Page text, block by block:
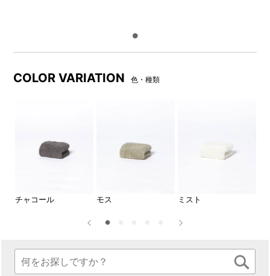
お選びいただけます。
すすめ
ちょっとした特別感のあるタ
COLOR VARIATION 色・種類
チャコール モス ミスト